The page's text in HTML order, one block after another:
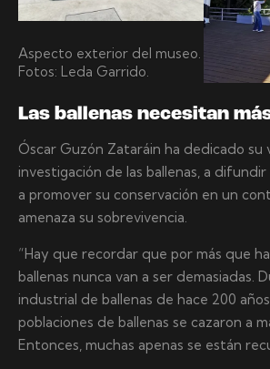
Aspecto exterior del museo.
Fotos: Leda Garrido.
Las ballenas necesitan
Óscar Guzón Zataráin ha dedicado su
investigación de las ballenas, a
a promover su conservación en un
amenaza su sobrevivencia.
“Hay que recordar que por más que
ballenas nunca van a ser demasiadas.
industrial de ballenas de hace 200
poblaciones de ballenas se cazaron a
Entonces, muchas apenas se están